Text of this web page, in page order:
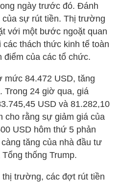
ngày trước đó. Đánh
sự rút tiền. Thị trường
với một bước ngoặt quan
thách thức kinh tế toàn
điểm của các tổ chức.
mức 84.472 USD, tăng
Trong 24 giờ qua, giá
USD và 81.282,10
cho rằng sự giảm giá của
USD hôm thứ 5 phản
tăng của nhà đầu tư
thống Trump.
trường, các đợt rút tiền